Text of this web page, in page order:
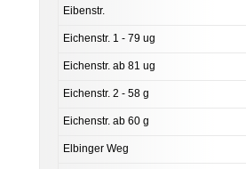
Eibenstr.
Eichenstr. 1 - 79 ug
Eichenstr. ab 81 ug
Eichenstr. 2 - 58 g
Eichenstr. ab 60 g
Elbinger Weg